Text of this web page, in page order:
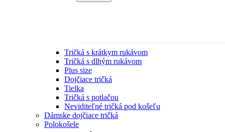
Tričká s krátkym rukávom
Tričká s dlhým rukávom
Plus size
Dojčiace tričká
Tielka
Tričká s potlačou
Neviditeľné tričká pod košeľu
Dámske dojčiace tričká
Polokošele